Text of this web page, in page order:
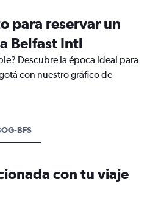
para reservar un
Belfast Intl
Descubre la época ideal para
con nuestro gráfico de
BFS
con tu viaje